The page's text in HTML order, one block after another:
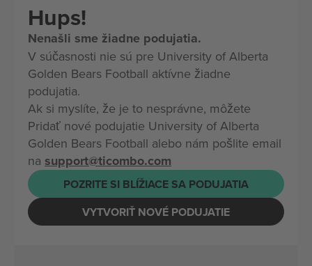
Hups!
Nenašli sme žiadne podujatia.
V súčasnosti nie sú pre University of Alberta
Golden Bears Football aktívne žiadne
podujatia.
Ak si myslíte, že je to nesprávne, môžete
Pridať nové podujatie University of Alberta
Golden Bears Football alebo nám pošlite email
na support@ticombo.com
POZRITE SI BLÍŽIACE SA PODUJATIA
VYTVORIŤ NOVÉ PODUJATIE